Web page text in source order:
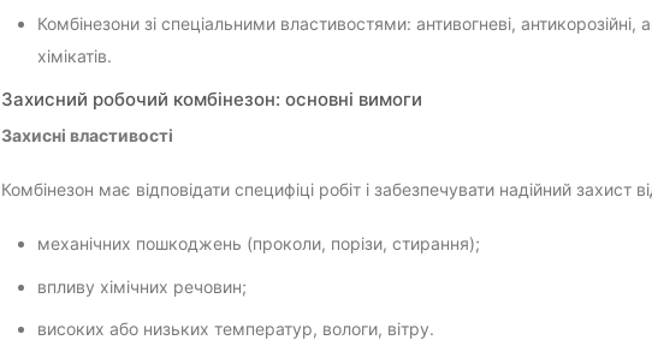
Комбінезони зі спеціальними властивостями: антивогневі, антикорозійні,
хімікатів.
Захисний робочий комбінезон: основні вимоги
Захисні властивості
Комбінезон має відповідати специфіці робіт і забезпечувати надійний захист
механічних пошкоджень (проколи, порізи, стирання);
впливу хімічних речовин;
високих або низьких температур, вологи, вітру.